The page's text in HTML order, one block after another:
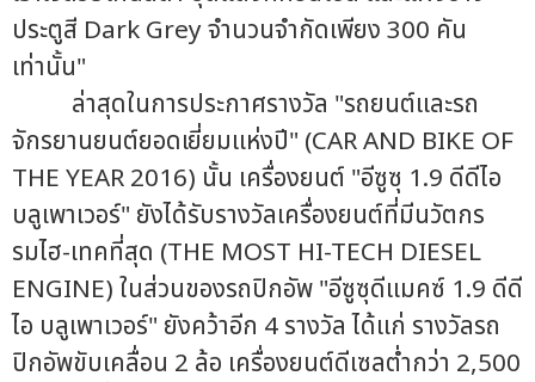
ประตูสี Dark Grey จำนวนจำกัดเพียง 300 คัน
เท่านั้น"
ล่าสุดในการประกาศรางวัล "รถยนต์และรถ
จักรยานยนต์ยอดเยี่ยมแห่งปี" (CAR AND BIKE OF
THE YEAR 2016) นั้น เครื่องยนต์ "อีซูซุ 1.9 ดีดีไอ
บลูเพาเวอร์" ยังได้รับรางวัลเครื่องยนต์ที่มีนวัตกร
รมไฮ-เทคที่สุด (THE MOST HI-TECH DIESEL
ENGINE) ในส่วนของรถปิกอัพ "อีซูซุดีแมคซ์ 1.9 ดีดี
ไอ บลูเพาเวอร์" ยังคว้าอีก 4 รางวัล ได้แก่ รางวัลรถ
ปิกอัพขับเคลื่อน 2 ล้อ เครื่องยนต์ดีเซลต่ำกว่า 2,500